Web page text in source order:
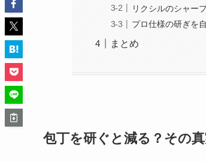
リクシルのシャー
プロ仕様の研ぎを
まとめ
包丁を研ぐと減る？その